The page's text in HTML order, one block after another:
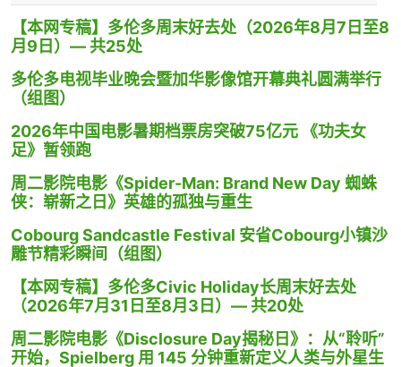
【本网专稿】多伦多周末好去处（2026年8月7日至8
月9日）— 共25处
多伦多电视毕业晚会暨加华影像馆开幕典礼圆满举行
（组图）
2026年中国电影暑期档票房突破75亿元 《功夫女
足》暂领跑
周二影院电影《Spider-Man: Brand New Day 蜘蛛
侠：崭新之日》英雄的孤独与重生
Cobourg Sandcastle Festival 安省Cobourg小镇沙
雕节精彩瞬间（组图）
【本网专稿】多伦多Civic Holiday长周末好去处
（2026年7月31日至8月3日）— 共20处
周二影院电影《Disclosure Day揭秘日》：从“聆听”
开始，Spielberg 用 145 分钟重新定义人类与外星生